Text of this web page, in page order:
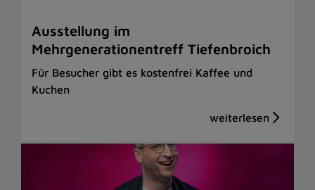
Ausstellung im
Mehrgenerationentreff Tiefenbroich
Für Besucher gibt es kostenfrei Kaffee und
Kuchen